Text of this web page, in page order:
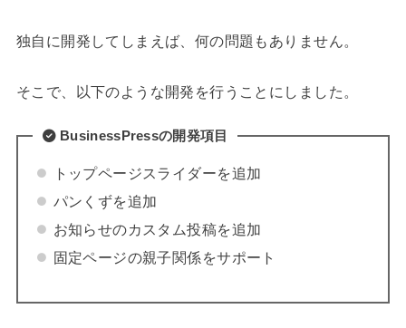
独自に開発してしまえば、何の問題もありません。
そこで、以下のような開発を行うことにしました。
BusinessPressの開発項目
トップページスライダーを追加
パンくずを追加
お知らせのカスタム投稿を追加
固定ページの親子関係をサポート